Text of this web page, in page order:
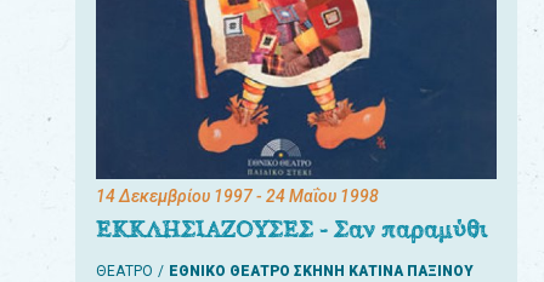
14 Δεκεμβρίου 1997- 24 Μαΐου 1998
ΕΚΚΛΗΣΙΑΖΟΥΣΕΣ - Σαν παραμύθι
ΘΕΑΤΡΟ ΕΘΝΙΚΟ ΘΕΑΤΡΟ ΣΚΗΝΗ ΚΑΤΙΝΑ ΠΑΞΙΝΟΥ